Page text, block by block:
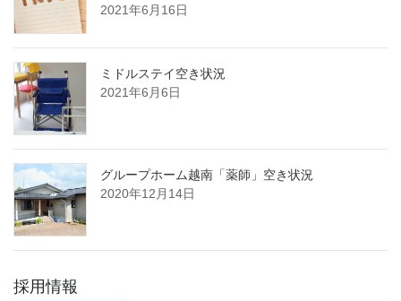
2021年6月16日
ミドルステイ空き状況
2021年6月6日
グループホーム越南「薬師」空き状況
2020年12月14日
採用情報